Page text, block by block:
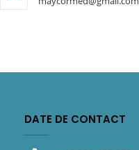
DATE DE CONTACT